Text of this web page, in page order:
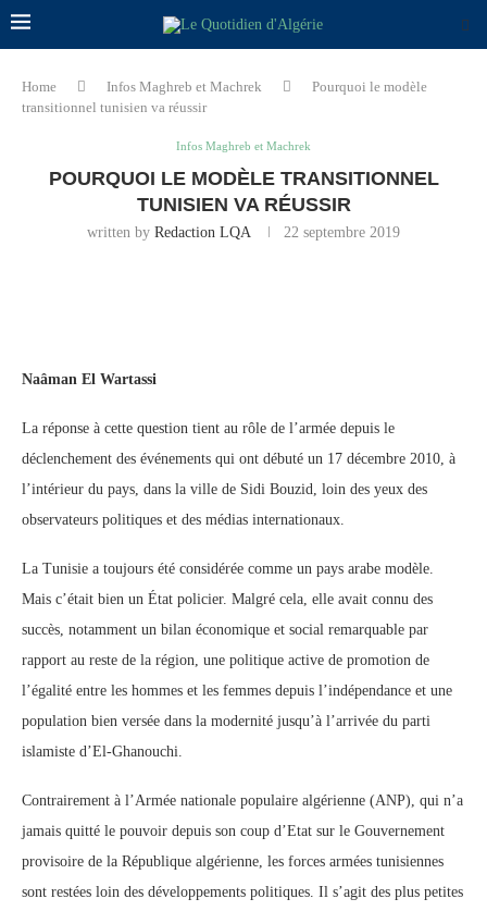
Home Infos Maghreb et Machrek
Pourquoi le modèle
transitionnel tunisien va réussir
Infos Maghreb et Machrek
POURQUOI LE MODÈLE TRANSITIONNEL
TUNISIEN VA RÉUSSIR
written by Redaction LQA 22 septembre 2019
Naâman El Wartassi
La réponse à cette question tient au rôle de l’armée depuis le
déclenchement des événements qui ont débuté un 17 décembre 2010, à
l’intérieur du pays, dans la ville de Sidi Bouzid, loin des yeux des
observateurs politiques et des médias internationaux.
La Tunisie a toujours été considérée comme un pays arabe modèle.
Mais c’était bien un État policier. Malgré cela, elle avait connu des
succès, notamment un bilan économique et social remarquable par
rapport au reste de la région, une politique active de promotion de
l’égalité entre les hommes et les femmes depuis l’indépendance et une
population bien versée dans la modernité jusqu’à l’arrivée du parti
islamiste d’El-Ghanouchi.
Contrairement à l’Armée nationale populaire algérienne (ANP), qui n’a
jamais quitté le pouvoir depuis son coup d’Etat sur le Gouvernement
provisoire de la République algérienne, les forces armées tunisiennes
sont restées loin des développements politiques. Il s’agit des plus petites